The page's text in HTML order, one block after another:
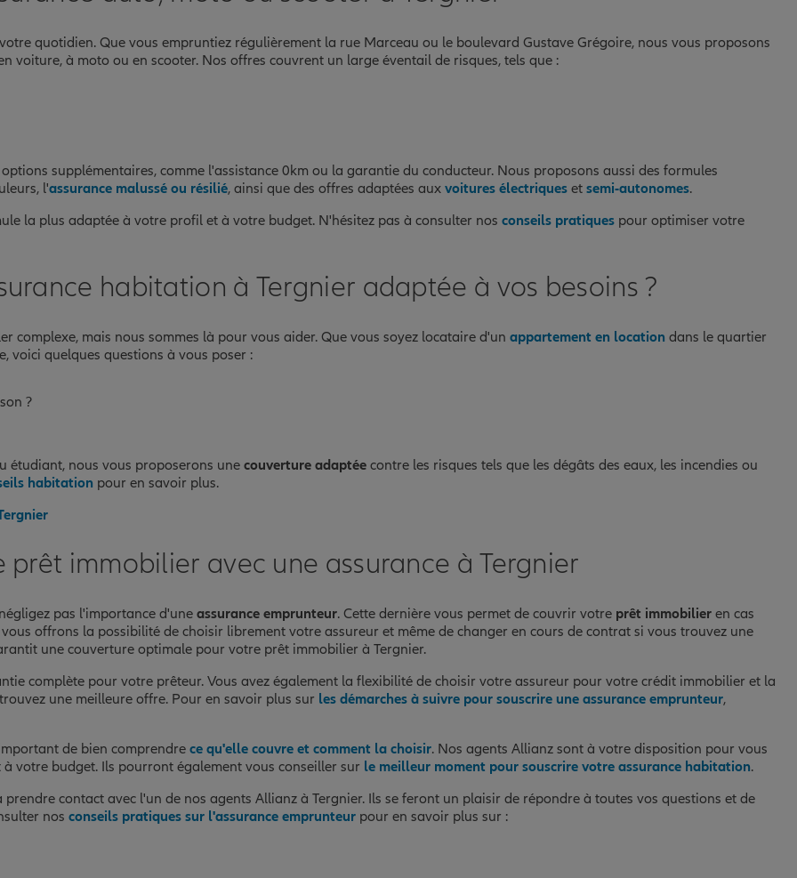
quotidien. Que vous empruntiez régulièrement la rue Marceau ou le boulevard Gustave Grégoire, nous vous proposons
voiture, à moto ou en scooter. Nos offres couvrent un large éventail de risques, tels que :
supplémentaires, comme l'assistance 0km ou la garantie du conducteur. Nous proposons aussi des formules
l'assurance malussé ou résilié, ainsi que des offres adaptées aux voitures électriques et semi-autonomes.
la plus adaptée à votre profil et à votre budget. N'hésitez pas à consulter nos conseils pratiques pour optimiser votre
habitation à Tergnier adaptée à vos besoins ?
complexe, mais nous sommes là pour vous aider. Que vous soyez locataire d'un appartement en location dans le quartier
voici quelques questions à vous poser :
?
étudiant, nous vous proposerons une couverture adaptée contre les risques tels que les dégâts des eaux, les incendies ou
habitation pour en savoir plus.
prêt immobilier avec une assurance à Tergnier
pas l'importance d'une assurance emprunteur. Cette dernière vous permet de couvrir votre prêt immobilier en cas
offrons la possibilité de choisir librement votre assureur et même de changer en cours de contrat si vous trouvez une
une couverture optimale pour votre prêt immobilier à Tergnier.
complète pour votre prêteur. Vous avez également la flexibilité de choisir votre assureur pour votre crédit immobilier et la
une meilleure offre. Pour en savoir plus sur les démarches à suivre pour souscrire une assurance emprunteur,
de bien comprendre ce qu'elle couvre et comment la choisir. Nos agents Allianz sont à votre disposition pour vous
votre budget. Ils pourront également vous conseiller sur le meilleur moment pour souscrire votre assurance habitation.
contact avec l'un de nos agents Allianz à Tergnier. Ils se feront un plaisir de répondre à toutes vos questions et de
nos conseils pratiques sur l'assurance emprunteur pour en savoir plus sur :